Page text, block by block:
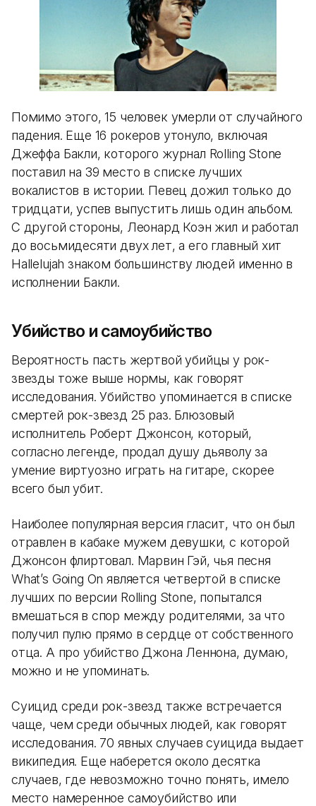
Помимо этого, 15 человек умерли от случайного
падения. Еще 16 рокеров утонуло, включая
Джеффа Бакли, которого журнал Rolling Stone
поставил на 39 место в списке лучших
вокалистов в истории. Певец дожил только до
тридцати, успев выпустить лишь один альбом.
С другой стороны, Леонард Коэн жил и работал
до восьмидесяти двух лет, а его главный хит
Hallelujah знаком большинству людей именно в
исполнении Бакли.
Убийство и самоубийство
Вероятность пасть жертвой убийцы у рок-
звезды тоже выше нормы, как говорят
исследования. Убийство упоминается в списке
смертей рок-звезд 25 раз. Блюзовый
исполнитель Роберт Джонсон, который,
согласно легенде, продал душу дьяволу за
умение виртуозно играть на гитаре, скорее
всего был убит.
Наиболее популярная версия гласит, что он был
отравлен в кабаке мужем девушки, с которой
Джонсон флиртовал. Марвин Гэй, чья песня
What’s Going On является четвертой в списке
лучших по версии Rolling Stone, попытался
вмешаться в спор между родителями, за что
получил пулю прямо в сердце от собственного
отца. А про убийство Джона Леннона, думаю,
можно и не упоминать.
Суицид среди рок-звезд также встречается
чаще, чем среди обычных людей, как говорят
исследования. 70 явных случаев суицида выдает
википедия. Еще наберется около десятка
случаев, где невозможно точно понять, имело
место намеренное самоубийство или